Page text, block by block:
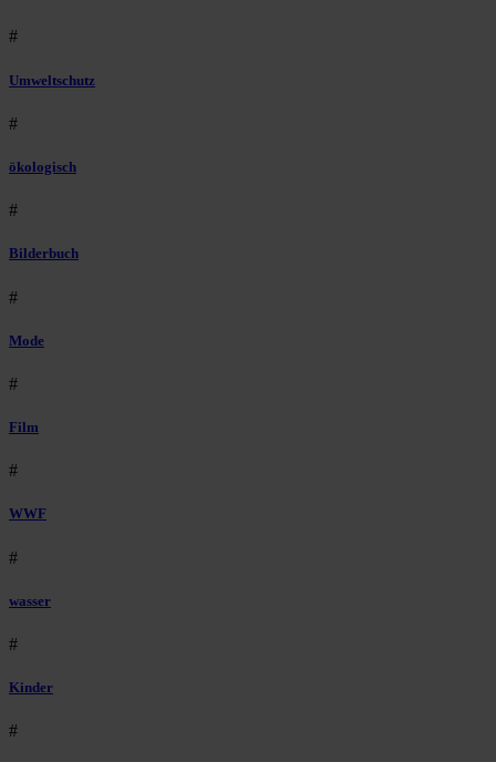
#
Umweltschutz
#
ökologisch
#
Bilderbuch
#
Mode
#
Film
#
WWF
#
wasser
#
Kinder
#